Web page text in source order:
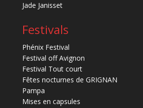
Jade Janisset
Festivals
Phénix Festival
Festival off Avignon
Festival Tout court
Fêtes nocturnes de GRIGNAN
Pampa
Mises en capsules